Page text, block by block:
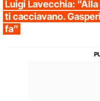
Luigi Lavecchia:
ti cacciavano.
fa”